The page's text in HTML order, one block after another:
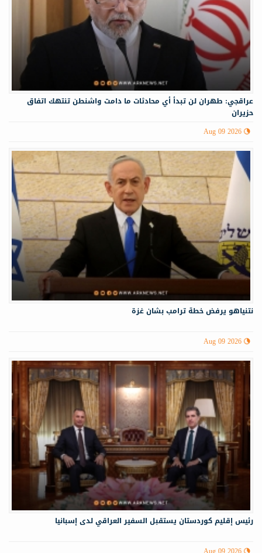
عراقجي: طهران لن تبدأ أي محادثات ما دامت واشنطن تنتهك اتفاق
حزيران
Aug 09 2026
نتنياهو يرفض خطة ترامب بشان غزة
Aug 09 2026
رئيس إقليم كوردستان يستقبل السفير العراقي لدى إسبانيا